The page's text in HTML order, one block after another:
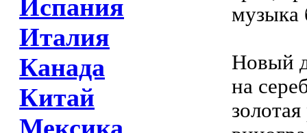
Испания
Италия
Канада
Китай
музыка
Новый
на